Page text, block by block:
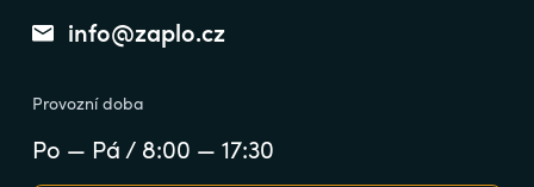
info@zaplo.cz
Provozní doba
Po — Pá / 8:00 — 17:30